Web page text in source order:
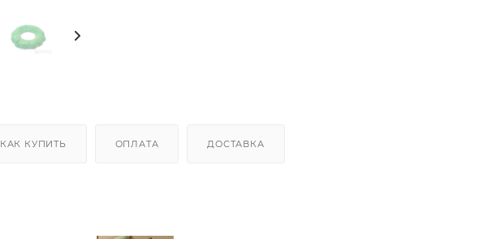
КАК КУПИТЬ ОПЛАТА ДОСТАВКА